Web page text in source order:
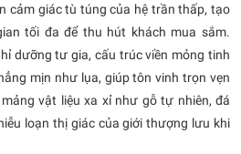
cảm giác tù túng của hệ trần thấp, tạo
tối đa để thu hút khách mua sắm.
dưỡng tư gia, cấu trúc viền mỏng tinh
mịn như lụa, giúp tôn vinh trọn vẹn
vật liệu xa xỉ như gỗ tự nhiên, đá
loạn thị giác của giới thượng lưu khi